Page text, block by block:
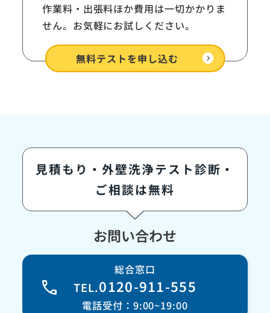
作業料・出張料ほか費用は一切かかりま
せん。お気軽にお試しください。
無料テストを申し込む expand_circle_right
見積もり・外壁洗浄テスト診断・
ご相談は無料
お問い合わせ
call
総合窓口
TEL.0120-911-555
電話受付：9:00~19:00